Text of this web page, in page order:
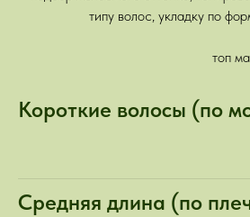
типу волос, укладку по
топ
Короткие волосы (по
Средняя длина (по